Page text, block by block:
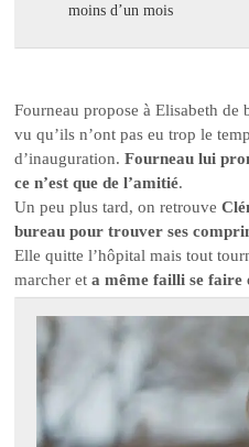
moins d’un mois
Fourneau propose à Elisabeth
vu qu’ils n’ont pas eu trop le
d’inauguration.Fourneau lui
ce n’est que de l’amitié.
Un peu plus tard, on retrouve
bureau pour trouver ses
Elle quitte l’hôpital mais tout
marcher eta même failli se faire